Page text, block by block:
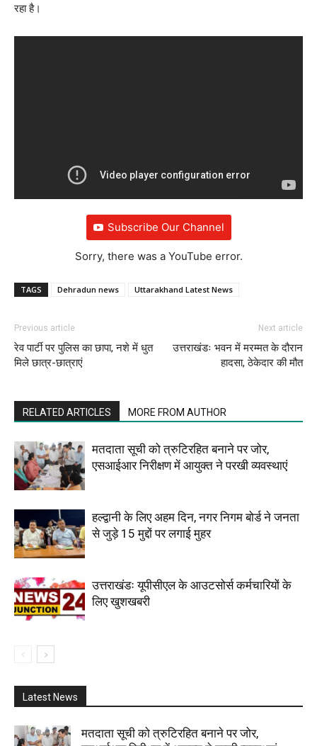
रहा है।
Subscribe Our Channel
Sorry, there was a YouTube error.
TAGS Dehradun news Uttarakhand Latest News
Previous article
रेव पार्टी पर पुलिस का छापा, नशे में धुत
मिले छात्र-छात्राएं
Next article
उत्तराखंडः भवन में मरम्मत के दौरान
हादसा, ठेकेदार की मौत
RELATED ARTICLES MORE FROM AUTHOR
मतदाता सूची को त्रुटिरहित बनाने पर जोर,
एसआईआर निरीक्षण में आयुक्त ने परखी व्यवस्थाएं
हल्द्वानी के लिए अहम दिन, नगर निगम बोर्ड ने जनता
से जुड़े 15 मुद्दों पर लगाई मुहर
उत्तराखंडः यूपीसीएल के आउटसोर्स कर्मचारियों के
लिए खुशखबरी
Latest News
मतदाता सूची को त्रुटिरहित बनाने पर जोर,